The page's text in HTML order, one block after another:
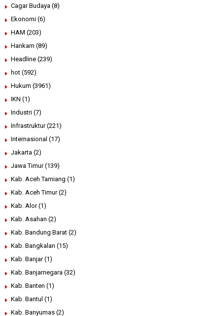
Cagar Budaya (8)
Ekonomi (6)
HAM (203)
Hankam (89)
Headline (239)
hot (592)
Hukum (3961)
IKN (1)
Industri (7)
Infrastruktur (221)
Internasional (17)
Jakarta (2)
Jawa Timur (139)
Kab. Aceh Tamiang (1)
Kab. Aceh Timur (2)
Kab. Alor (1)
Kab. Asahan (2)
Kab. Bandung Barat (2)
Kab. Bangkalan (15)
Kab. Banjar (1)
Kab. Banjarnegara (32)
Kab. Banten (1)
Kab. Bantul (1)
Kab. Banyumas (2)